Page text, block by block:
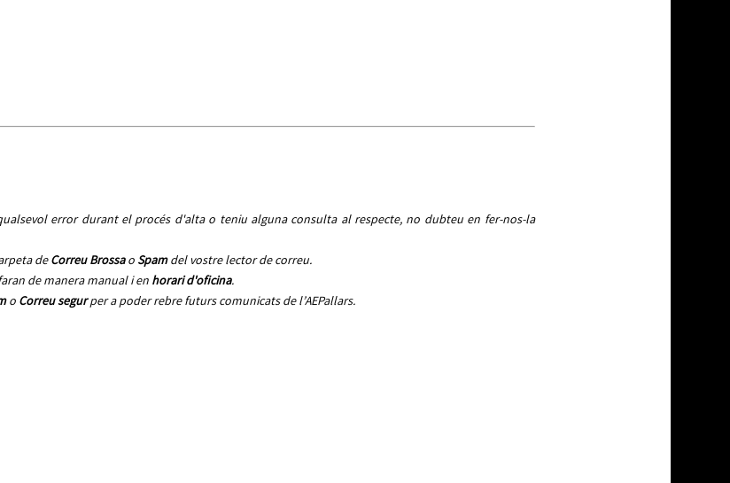
error durant el procés d'alta o teniu alguna consulta al respecte, no dubteu en fer-nos-la
deCorreu Brossao Spamdel vostre lector de correu.
de manera manual i enhorari d'oficina.
o Correu segurper a poder rebre futurs comunicats de l’AEPallars.